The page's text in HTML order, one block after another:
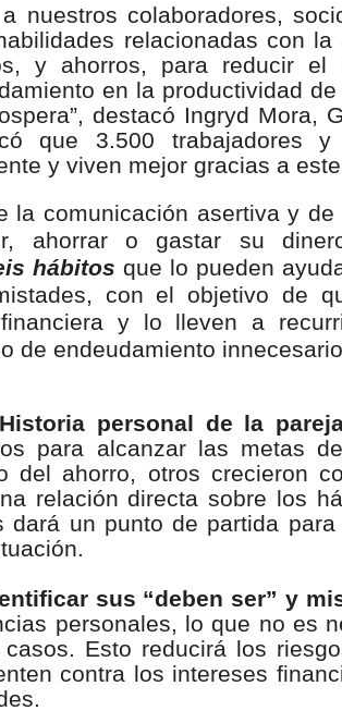
Regionetnoticias / Las ayudas técnicas
ReGioNetNoticias / RISARALDA /
ReGionetNoticias / DOSQUEBRADAS /
ReGioNetNoticias- MEDELLIN / En
excedió límites de emisión de gases
ReGioNetNoticias / Altas temperaturas
seguridad para la posesión presidencial
Regionetnoticias / En solo dos años y
transferencias prevista para los 4 años de
a nuestros colaboradores,
relacionadas con
y ahorros, para reducir
en la productividad
destacó Ingryd Mora,
que 3.500 trabajadores y
y viven mejor gracias a
la comunicación asertiva y
ahorrar o gastar su
hábitos que lo pueden
con el objetivo de
y lo lleven a
de endeudamiento
Historia personal de la
para alcanzar las metas
del ahorro, otros crecieron
relación directa sobre los
dará un punto de partida
sus “deben ser” y
personales, lo que no es
casos. Esto reducirá los
contra los intereses